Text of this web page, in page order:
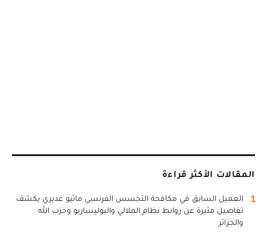
المقالات الأكثر قراءة
1
العميل السابق في مكافحة التجسس الفرنسي ماثيو غديري يكشف
تفاصيل مثيرة عن روابط نظام الملالي والبوليساريو وحزب الله
والجزائر